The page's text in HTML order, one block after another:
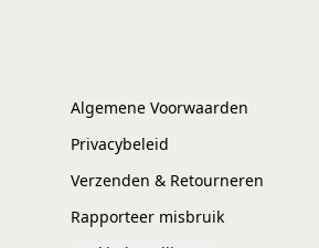
Algemene Voorwaarden
Privacybeleid
Verzenden & Retourneren
Rapporteer misbruik